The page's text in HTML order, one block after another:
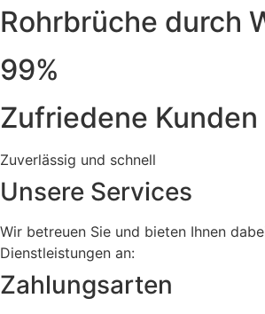
Rohrbrüche durch
99%
Zufriedene Kunden
Zuverlässig und schnell
Unsere Services
Wir betreuen Sie und bieten Ihnen
Dienstleistungen an:
Zahlungsarten